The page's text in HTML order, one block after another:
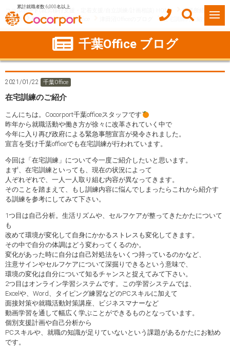
累計就職者数 6,000名以上
ココルポート(就労移行支援・定着支援/自立訓練/計画相談) HOME
事業所紹介
千葉県
船橋市 津田沼Office 在宅訓練のご紹介
千葉Office ブログ
2021/01/22 千葉Office
在宅訓練のご紹介
こんにちは。Cocorport千葉officeスタッフです
昨年から就職活動や働き方が徐々に改革されていく中で
今年に入り再び政府による緊急事態宣言が発令されました。
宣言を受け千葉officeでも在宅訓練が行われています。
今回は「在宅訓練」について今一度ご紹介したいと思います。
まず、在宅訓練といっても、現在の状況によって
人ぞれぞれで、一人一人取り組む内容が異なってきます。
そのことを踏まえて、もし訓練内容に悩んでしまったらこれから紹介す
る訓練を参考にしてみて下さい。
1つ目は自己分析。生活リズムや、セルフケアが整ってきたかたについて
も
改めて環境が変化して自身にかかるストレスも変化してきます。
その中で自分の体調はどう変わってくるのか。
変化があった時に自分は自己対処法をいくつ持っているのかなど、
注意サインやセルフケアについて深掘りできるという意味で、
環境の変化は自分について知るチャンスと捉えてみて下さい。
2つ目はオンライン学習システムです。この学習システムでは、
Excelや、Word、タイピング練習などのPCスキルに加えて
面接対策や就職活動対策講座、ビジネスマナーなど
動画学習を通して幅広く学ぶことができるものとなっています。
個別支援計画や自己分析から
PCスキルや、就職の知識が足りていないという課題があるかたにお勧め
です。